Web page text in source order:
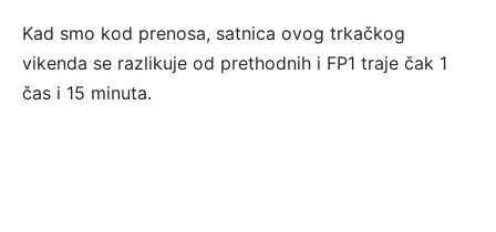
Kad smo kod prenosa, satnica ovog trkačkog
vikenda se razlikuje od prethodnih i FP1 traje čak 1
čas i 15 minuta.